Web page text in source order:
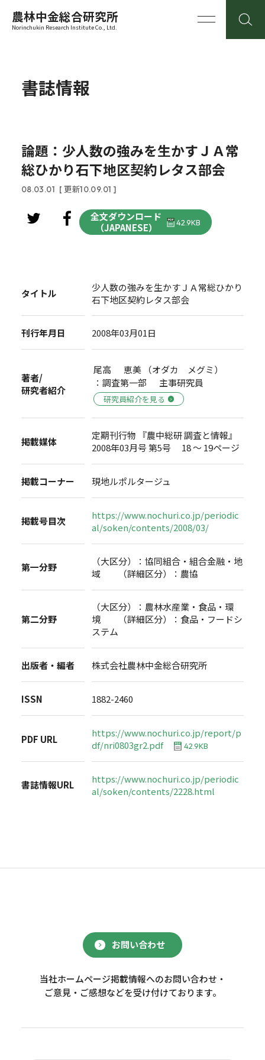
農林中金総合研究所
Norinchukin Research Institute Co., Ltd.
書誌情報
論題：少人数の強みを生かすＪＡ常
総ひかり石下地区契約レタス部会
08.03.01 [ 更新10.09.01 ]
全文ダウンロード
（JAPANESE）
42.9KB
タイトル
少人数の強みを生かすＪＡ常総ひかり
石下地区契約レタス部会
刊行年月日 2008年03月01日
著者/
研究者紹介
尾高 恵美 （オダカ メグミ）
：調査第一部 主事研究員
研究員紹介を見る
掲載媒体
定期刊行物 『農中総研 調査と情報』
2008年03月号 第5号 18 ～ 19ページ
掲載コーナー 現地ルポルタージュ
掲載号目次
https://www.nochuri.co.jp/periodic
al/soken/contents/2008/03/
第一分野
（大区分）：協同組合・組合金融・地
域 （詳細区分）：農協
第二分野
（大区分）：農林水産業・食品・環
境 （詳細区分）：食品・フードシ
ステム
出版者・編者 株式会社農林中金総合研究所
ISSN 1882-2460
PDF URL
https://www.nochuri.co.jp/report/p
df/nri0803gr2.pdf
42.9KB
書誌情報URL
https://www.nochuri.co.jp/periodic
al/soken/contents/2228.html
お問い合わせ
当社ホームページ掲載情報へのお問い合わせ・
ご意見・ご感想などを受け付けております。